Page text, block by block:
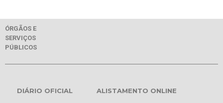
ÓRGÃOS E
SERVIÇOS
PÚBLICOS
DIÁRIO OFICIAL ALISTAMENTO ONLINE